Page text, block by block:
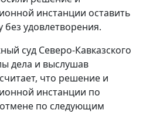
инстанции оставить
удовлетворения.
суд Северо-Кавказского
дела и выслушав
что решение и
инстанции по
по следующим